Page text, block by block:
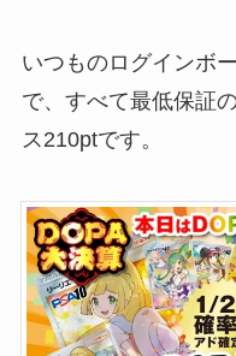
いつものログインボ
で、すべて最低保証
ス210ptです。